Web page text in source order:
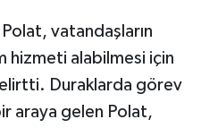
vatandaşların
hizmeti alabilmesi için
Duraklarda görev
araya gelen Polat,